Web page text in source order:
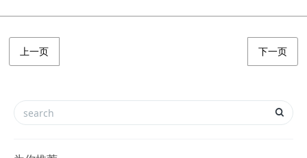
上一页 下一页